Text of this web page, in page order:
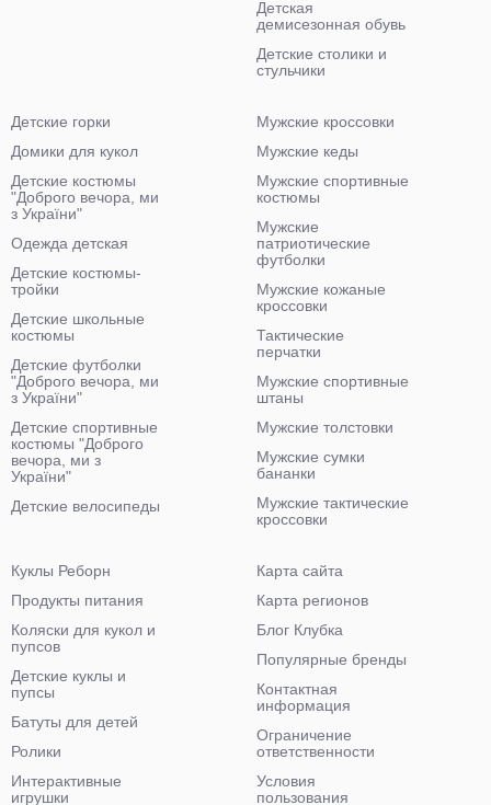
Детская
демисезонная обувь
Детские столики и
стульчики
Детские горки
Домики для кукол
Детские костюмы
"Доброго вечора, ми
з України"
Одежда детская
Детские костюмы-
тройки
Детские школьные
костюмы
Детские футболки
"Доброго вечора, ми
з України"
Детские спортивные
костюмы "Доброго
вечора, ми з
України"
Детские велосипеды
Мужские кроссовки
Мужские кеды
Мужские спортивные
костюмы
Мужские
патриотические
футболки
Мужские кожаные
кроссовки
Тактические
перчатки
Мужские спортивные
штаны
Мужские толстовки
Мужские сумки
бананки
Мужские тактические
кроссовки
Куклы Реборн
Продукты питания
Коляски для кукол и
пупсов
Детские куклы и
пупсы
Батуты для детей
Ролики
Интерактивные
игрушки
Карта сайта
Карта регионов
Блог Клубка
Популярные бренды
Контактная
информация
Ограничение
ответственности
Условия
пользования